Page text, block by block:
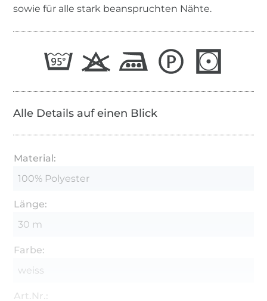
sowie für alle stark beanspruchten Nähte.
Alle Details auf einen Blick
Material:
100% Polyester
Länge:
30 m
Farbe:
weiss
Art.Nr.: